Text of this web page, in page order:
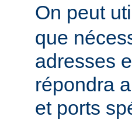
On peut
que
adresses
répondra
et ports